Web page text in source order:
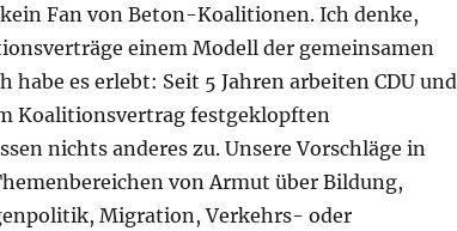
Fan von Beton-Koalitionen. Ich denke,
einem Modell der gemeinsamen
habe es erlebt: Seit 5 Jahren arbeiten CDU und
Koalitionsvertrag festgeklopften
nichts anderes zu. Unsere Vorschläge in
von Armut über Bildung,
Migration, Verkehrs- oder